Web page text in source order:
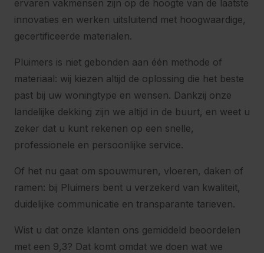
ervaren vakmensen zijn op de hoogte van de laatste
innovaties en werken uitsluitend met hoogwaardige,
gecertificeerde materialen.
Pluimers is niet gebonden aan één methode of
materiaal: wij kiezen altijd de oplossing die het beste
past bij uw woningtype en wensen. Dankzij onze
landelijke dekking zijn we altijd in de buurt, en weet u
zeker dat u kunt rekenen op een snelle,
professionele en persoonlijke service.
Of het nu gaat om spouwmuren, vloeren, daken of
ramen: bij Pluimers bent u verzekerd van kwaliteit,
duidelijke communicatie en transparante tarieven.
Wist u dat onze klanten ons gemiddeld beoordelen
met een 9,3? Dat komt omdat we doen wat we